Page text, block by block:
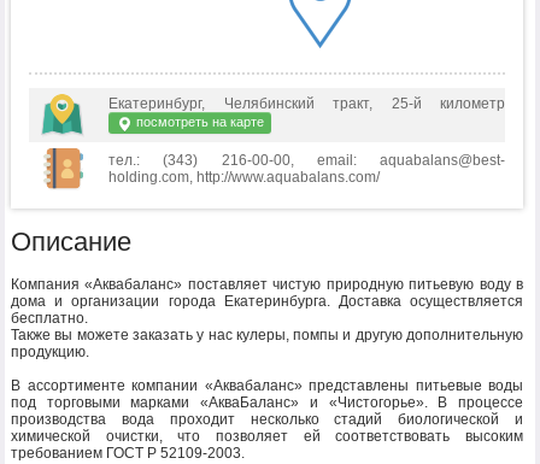
Екатеринбург, Челябинский тракт, 25-й километр
посмотреть на карте
тел.: (343) 216-00-00, email: aquabalans@best-
holding.com, http://www.aquabalans.com/
Описание
Компания «Аквабаланс» поставляет чистую природную питьевую воду в
дома и организации города Екатеринбурга. Доставка осуществляется
бесплатно.
Также вы можете заказать у нас кулеры, помпы и другую дополнительную
продукцию.
В ассортименте компании «Аквабаланс» представлены питьевые воды
под торговыми марками «АкваБаланс» и «Чистогорье». В процессе
производства вода проходит несколько стадий биологической и
химической очистки, что позволяет ей соответствовать высоким
требованием ГОСТ Р 52109-2003.